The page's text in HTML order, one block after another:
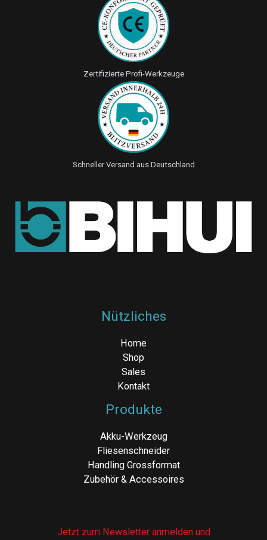
Zertifizierte Profi-Werkzeuge
Schneller Versand aus Deutschland
Nützliches
Home
Shop
Sales
Kontakt
Produkte
Akku-Werkzeug
Fliesenschneider
Handling Grossformat
Zubehör & Accessoires
Jetzt zum Newsletter anmelden und